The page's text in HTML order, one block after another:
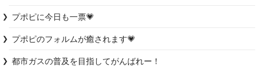
プポピに今日も一票💗
プポピのフォルムが癒されます💗
都市ガスの普及を目指してがんばれー！